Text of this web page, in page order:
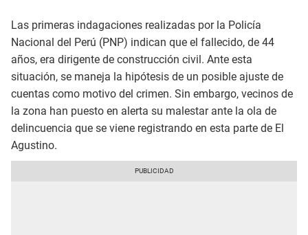
Las primeras indagaciones realizadas por la Policía
Nacional del Perú (PNP) indican que el fallecido, de 44
años, era dirigente de construcción civil. Ante esta
situación, se maneja la hipótesis de un posible ajuste de
cuentas como motivo del crimen. Sin embargo, vecinos de
la zona han puesto en alerta su malestar ante la ola de
delincuencia que se viene registrando en esta parte de El
Agustino.